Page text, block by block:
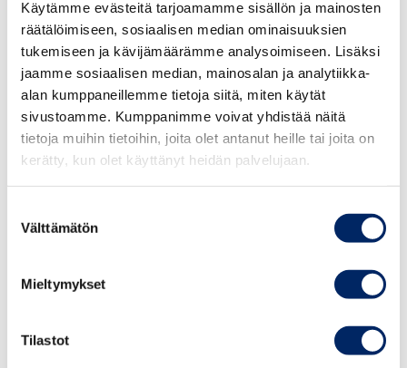
Käytämme evästeitä tarjoamamme sisällön ja mainosten
räätälöimiseen, sosiaalisen median ominaisuuksien
tukemiseen ja kävijämäärämme analysoimiseen. Lisäksi
jaamme sosiaalisen median, mainosalan ja analytiikka-
alan kumppaneillemme tietoja siitä, miten käytät
sivustoamme. Kumppanimme voivat yhdistää näitä
tietoja muihin tietoihin, joita olet antanut heille tai joita on
kerätty, kun olet käyttänyt heidän palvelujaan.
valinta
Välttämätön
Mieltymykset
Tilastot
Ensimmäiseen budjettiriiheenoliladattu suuria
odotuksia. Hallituksen
julkistamientoimenpiteiden listaolikinpitkä,
muttakeinojen todellinen vaikuttavuus
jäikyseenalaiseksi.Kaikki vaikutusarviothallituksen
puoleltajäivät tekemättä.Tuntuma jäi kuitenkin
sellaiseksi, että
aika kaukana
Kotamäki pohtii.
sosiaaliturvan
työllisyyttä. Onkin mahdollista, että
hallituksen